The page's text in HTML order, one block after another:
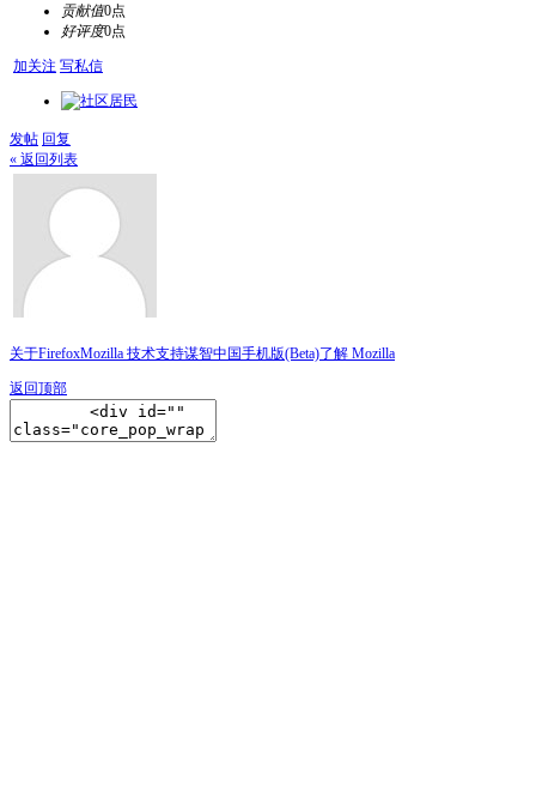
贡献值0点
好评度0点
加关注 写私信
发帖 回复
« 返回列表
关于FirefoxMozilla 技术支持谋智中国手机版(Beta)了解 Mozilla
返回顶部